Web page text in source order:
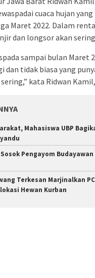
cuaca hujan
Maret 2022. Dalam
dan longsor akan
sampai bulan Maret
dan tidak biasa yang
kata Ridwan
Mahasiswa UBP
Pengayom
Terkesan Marjinalkan
Hewan Kurban